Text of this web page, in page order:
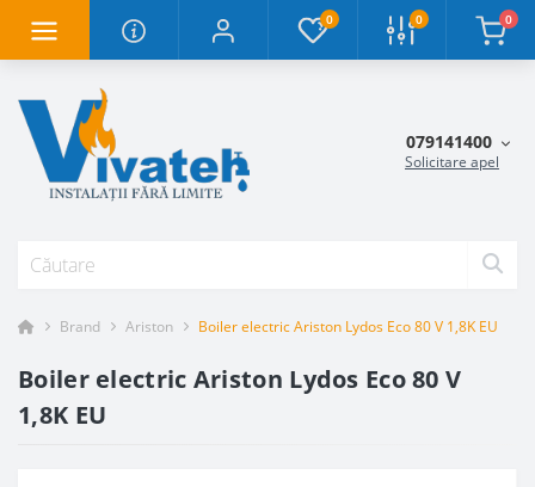
0 0 0
079141400
Solicitare apel
Brand Ariston Boiler electric Ariston Lydos Eco 80 V 1,8K EU
Boiler electric Ariston Lydos Eco 80 V
1,8K EU